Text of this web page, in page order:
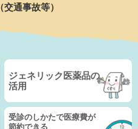
（交通事故等）
ジェネリック医薬品の
活用
受診のしかたで医療費が
節約できる